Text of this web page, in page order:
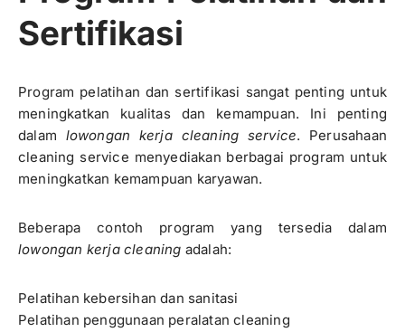
Sertifikasi
Program pelatihan dan sertifikasi sangat penting untuk
meningkatkan kualitas dan kemampuan. Ini penting
dalam lowongan kerja cleaning service. Perusahaan
cleaning service menyediakan berbagai program untuk
meningkatkan kemampuan karyawan.
Beberapa contoh program yang tersedia dalam
lowongan kerja cleaning adalah:
Pelatihan kebersihan dan sanitasi
Pelatihan penggunaan peralatan cleaning